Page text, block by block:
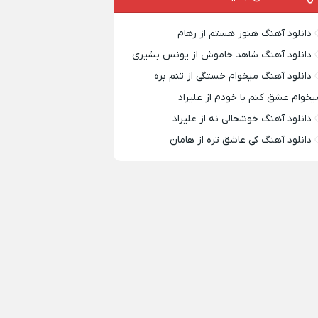
دانلود آهنگ هنوز هستم از رهام
دانلود آهنگ شاهد خاموش از یونس بشیری
دانلود آهنگ میخوام خستگی از تنم بره
عشق کنم با خودم از علیراد
دانلود آهنگ خوشحالی نه از علیراد
دانلود آهنگ کی عاشق تره از هامان